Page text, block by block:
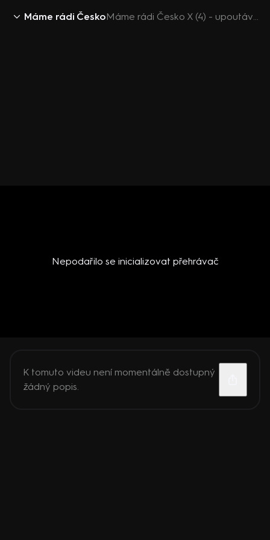
Máme rádi Česko Máme rádi Česko X (4) - upoutávka
Nepodařilo se inicializovat přehrávač
K tomuto videu není momentálně dostupný
žádný popis.